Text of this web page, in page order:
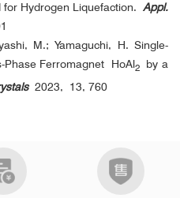
Hydrogen Liquefaction. Appl.
M.; Yamaguchi, H. Single-
Phase Ferromagnet HoAl2by a
2023, 13, 760